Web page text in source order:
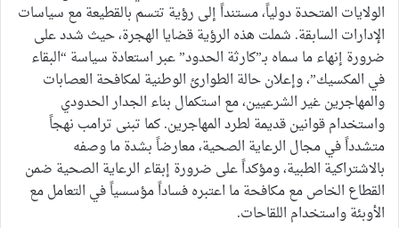
الولايات المتحدة دولياً، مستنداً إلى رؤية تتسم بالقطيعة مع سياسات
الإدارات السابقة. شملت هذه الرؤية قضايا الهجرة، حيث شدد على
ضرورة إنهاء ما سماه بـ”كارثة الحدود” عبر استعادة سياسة “البقاء
في المكسيك”، وإعلان حالة الطوارئ الوطنية لمكافحة العصابات
والمهاجرين غير الشرعيين، مع استكمال بناء الجدار الحدودي
واستخدام قوانين قديمة لطرد المهاجرين. كما تبنى ترامب نهجاً
متشدداً في مجال الرعاية الصحية، معارضاً بشدة ما وصفه
بالاشتراكية الطبية، ومؤكداً على ضرورة إبقاء الرعاية الصحية ضمن
القطاع الخاص مع مكافحة ما اعتبره فساداً مؤسسياً في التعامل مع
الأوبئة واستخدام اللقاحات.